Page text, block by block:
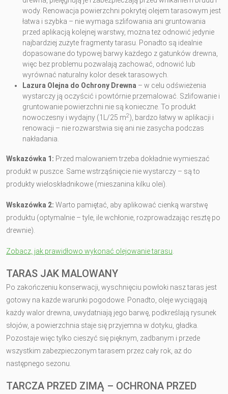
wody. Renowacja powierzchni pokrytej olejem tarasowym jest
łatwa i szybka – nie wymaga szlifowania ani gruntowania
przed aplikacją kolejnej warstwy, można też odnowić jedynie
najbardziej zużyte fragmenty tarasu. Ponadto są idealnie
dopasowane do typowej barwy każdego z gatunków drewna,
więc bez problemu pozwalają zachować, odnowić lub
wyrównać naturalny kolor desek tarasowych.
Lazura Olejna do Ochrony Drewna – w celu odświeżenia
wystarczy ją oczyścić i powtórnie przemalować. Szlifowanie i
gruntowanie powierzchni nie są konieczne. To produkt
nowoczesny i wydajny (1L/25 m2), bardzo łatwy w aplikacji i
renowacji – nie rozwarstwia się ani nie zasycha podczas
nakładania.
Wskazówka 1: Przed malowaniem trzeba dokładnie wymieszać
produkt w puszce. Same wstrząśnięcie nie wystarczy – są to
produkty wieloskładnikowe (mieszanina kilku olei).
Wskazówka 2: Warto pamiętać, aby aplikować cienką warstwę
produktu (optymalnie – tyle, ile wchłonie, rozprowadzając resztę po
drewnie).
Zobacz, jak prawidłowo wykonać olejowanie tarasu
TARAS JAK MALOWANY
Po zakończeniu konserwacji, wyschnięciu powłoki nasz taras jest
gotowy na każde warunki pogodowe. Ponadto, oleje wyciągają
każdy walor drewna, uwydatniają jego barwę, podkreślają rysunek
słojów, a powierzchnia staje się przyjemna w dotyku, gładka.
Pozostaje więc tylko cieszyć się pięknym, zadbanym i przede
wszystkim zabezpieczonym tarasem przez cały rok, aż do
następnego sezonu.
TARCZA PRZED ZIMĄ – OCHRONA PRZED